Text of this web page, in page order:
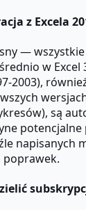
z Excela
—
w Excel
2003),
są
napisanych
poprawek.